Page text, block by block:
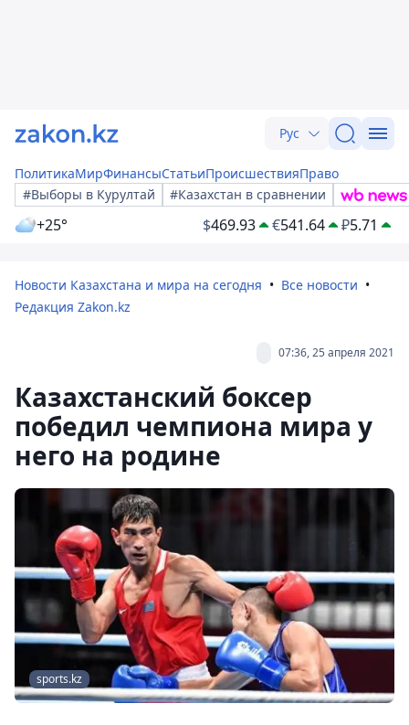
Рус
ПолитикаМирФинансыСтатьиПроисшествияПраво
#Выборы в Курултай
#Казахстан в сравнении
+25° $469.93 €541.64 ₽5.71
Новости Казахстана и мира на сегодня
Все новости
Редакция Zakon.kz
07:36, 25 апреля 2021
Казахстанский боксер
победил чемпиона мира у
него на родине
sports.kz